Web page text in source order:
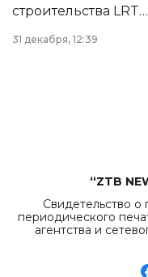
строительства LRT
в Астане из
республиканского
31 декабря, 12:39
“ZTB
Свидетельство о
периодического
агентства и